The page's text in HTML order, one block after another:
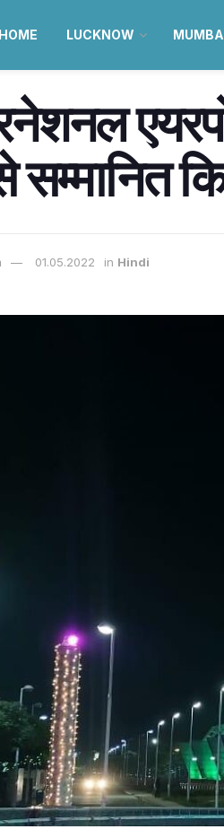
HOME LUCKNOW
01.05.2022 in Hindi